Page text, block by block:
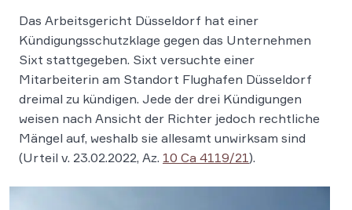
Das Arbeitsgericht Düsseldorf hat einer
Kündigungsschutzklage gegen das Unternehmen
Sixt stattgegeben. Sixt versuchte einer
Mitarbeiterin am Standort Flughafen Düsseldorf
dreimal zu kündigen. Jede der drei Kündigungen
weisen nach Ansicht der Richter jedoch rechtliche
Mängel auf, weshalb sie allesamt unwirksam sind
(Urteil v. 23.02.2022, Az. 10 Ca 4119/21).